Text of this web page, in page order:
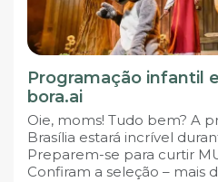
Programação infantil
bora.ai
Oie, moms! Tudo bem? A
Brasília estará incrível
Preparem-se para curtir
Confiram a seleção – mais